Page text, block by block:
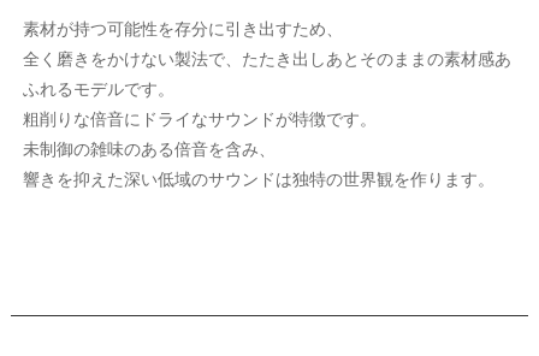
素材が持つ可能性を存分に引き出すため、
全く磨きをかけない製法で、たたき出しあとそのままの素材感あ
ふれるモデルです。
粗削りな倍音にドライなサウンドが特徴です。
未制御の雑味のある倍音を含み、
響きを抑えた深い低域のサウンドは独特の世界観を作ります。